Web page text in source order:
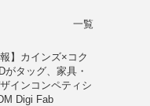
一覧
報】カインズ×コク
がタッグ、家具・
インコンペティシ
Digi Fab